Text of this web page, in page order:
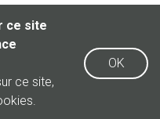
ce site
ce site,
OK